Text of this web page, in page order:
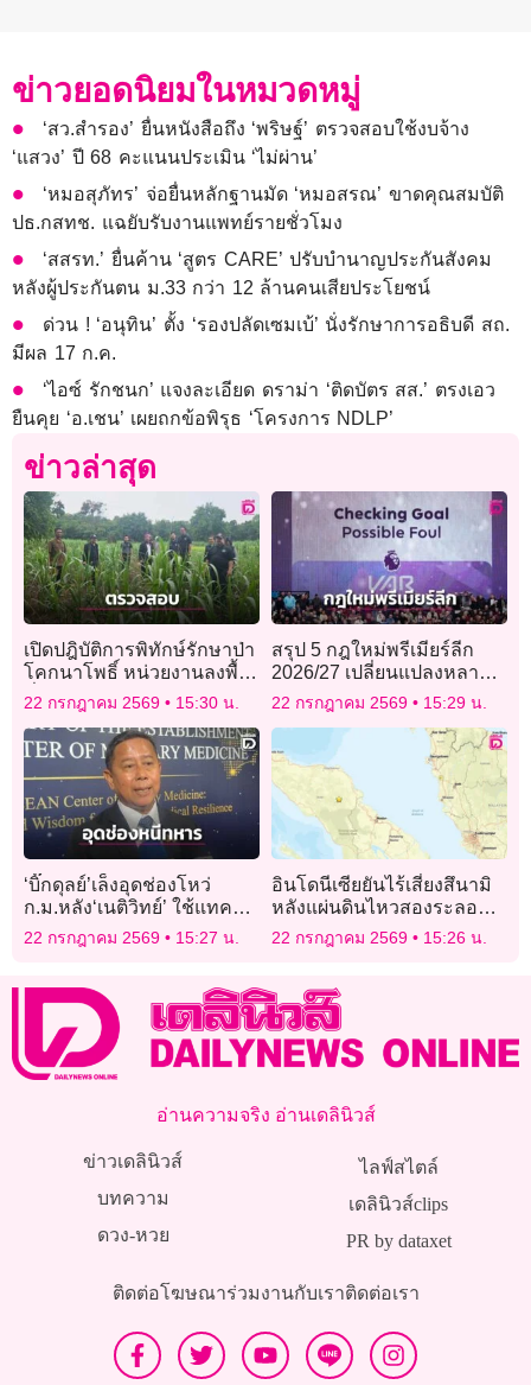
ข่าวยอดนิยมในหมวดหมู่
‘สว.สำรอง’ ยื่นหนังสือถึง ‘พริษฐ์’ ตรวจสอบใช้งบจ้าง
‘แสวง’ ปี 68 คะแนนประเมิน ‘ไม่ผ่าน’
‘หมอสุภัทร’ จ่อยื่นหลักฐานมัด ‘หมอสรณ’ ขาดคุณสมบัติ
ปธ.กสทช. แฉยับรับงานแพทย์รายชั่วโมง
‘สสรท.’ ยื่นค้าน ‘สูตร CARE’ ปรับบำนาญประกันสังคม
หลังผู้ประกันตน ม.33 กว่า 12 ล้านคนเสียประโยชน์
ด่วน ! ‘อนุทิน’ ตั้ง ‘รองปลัดเซมเบ้’ นั่งรักษาการอธิบดี สถ.
มีผล 17 ก.ค.
‘ไอซ์ รักชนก’ แจงละเอียด ดราม่า ‘ติดบัตร สส.’ ตรงเอว
ยืนคุย ‘อ.เชน’ เผยถกข้อพิรุธ ‘โครงการ NDLP’
ข่าวล่าสุด
เปิดปฎิบัติการพิทักษ์รักษาป่า
โคกนาโพธิ์ หน่วยงานลงพื้น
ที่ตรวจสอบหลังพบผู้บุกรุก
เสียหายกว่า 200 ไร่
22 กรกฎาคม 2569 15:30 น.
สรุป 5 กฎใหม่พรีเมียร์ลีก
2026/27 เปลี่ยนแปลงหลาย
ข้อมีอะไรบ้าง?
22 กรกฎาคม 2569 15:29 น.
‘บิ๊กดุลย์’เล็งอุดช่องโหว่
ก.ม.หลัง‘เนติวิทย์’ ใช้แทคติก
ด้านกฎหมาย รอดเกณฑ์
22 กรกฎาคม 2569 15:27 น.
อินโดนีเซียยันไร้เสี่ยงสึนามิ
หลังแผ่นดินไหวสองระลอก
ในวันเดียว
22 กรกฎาคม 2569 15:26 น.
อ่านความจริง อ่านเดลินิวส์
ข่าวเดลินิวส์
บทความ
ดวง-หวย
ไลฟ์สไตล์
เดลินิวส์clips
PR by dataxet
ติดต่อโฆษณาร่วมงานกับเราติดต่อเรา